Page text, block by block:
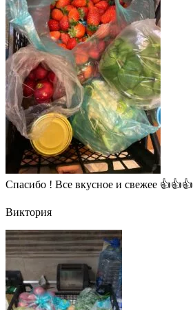
Спасибо ! Все вкусное и свежее 👍👍👍
Виктория